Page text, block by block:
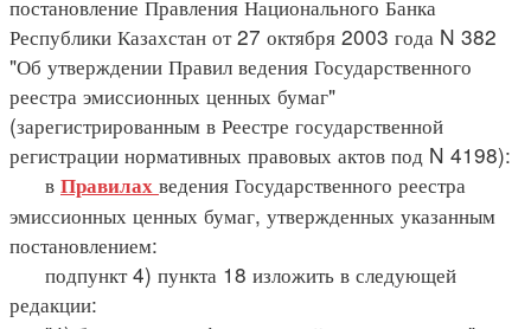
постановление Правления Национального Банка
Республики Казахстан от 27 октября 2003 года N 382
"Об утверждении Правил ведения Государственного
реестра эмиссионных ценных бумаг"
(зарегистрированным в Реестре государственной
регистрации нормативных правовых актов под N 4198):
в Правилах ведения Государственного реестра
эмиссионных ценных бумаг, утвержденных указанным
постановлением:
подпункт 4) пункта 18 изложить в следующей
редакции: